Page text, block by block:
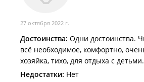
27 октября 2022 г.
Достоинства: Одни достоинства.
всё необходимое, комфортно,
хозяйка, тихо, для отдыха с детьми.
Недостатки: Нет